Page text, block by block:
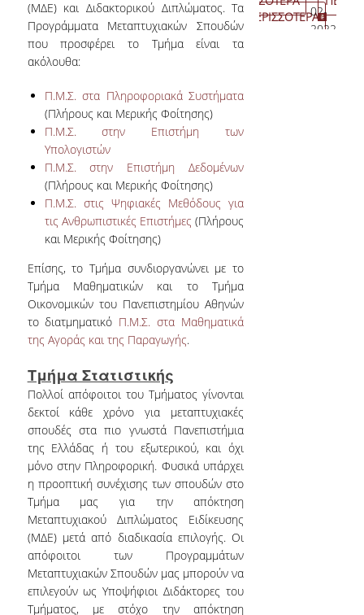
ΚΑΘΗΓΗΤΕΣ
ΕΠΙΣΤΗΜΟΝΙΚΟΙ
ΣΥΝΕΡΓΑΤΕΣ
Ε.Τ.Ε.Π
ΔΙΟΙΚΗΤΙΚΟ ΠΡΟΣΩΠΙΚΟ
ΕΚΔΗΛΩΣΕΙΣ
ΣΕΜΙΝΑΡΙΟ
ΕΡΕΥΝΗΤΙΚΗ
ΗΜΕΡΙΔΑ
WEBMAIL ΠΡΟΣΩΠΙΚΟΥ
WEBMAIL
ΠΡΟΠΤΥΧΙΑΚΩΝ
UREGISTER
E-CLASS
E-ΓΡΑΜΜΑΤΕΙΑ
ΒΙΒΛΙΟΘΗΚΗ
(ΜΔΕ) και Διδακτορικού Διπλώματος. Τα
Προγράμματα Μεταπτυχιακών Σπουδών
που προσφέρει το Τμήμα είναι τα
ακόλουθα:
Π.Μ.Σ. στα Πληροφοριακά Συστήματα
(Πλήρους και Μερικής Φοίτησης)
Π.Μ.Σ. στην Επιστήμη των
Υπολογιστών
Π.Μ.Σ. στην Επιστήμη Δεδομένων
(Πλήρους και Μερικής Φοίτησης)
Π.Μ.Σ. στις Ψηφιακές Μεθόδους για
τις Ανθρωπιστικές Επιστήμες (Πλήρους
και Μερικής Φοίτησης)
Επίσης, το Τμήμα συνδιοργανώνει με το
Τμήμα Μαθηματικών και το Τμήμα
Οικονομικών του Πανεπιστημίου Αθηνών
το διατμηματικό Π.Μ.Σ. στα Μαθηματικά
της Αγοράς και της Παραγωγής.
Τμήμα Στατιστικής
Πολλοί απόφοιτοι του Τμήματος γίνονται
δεκτοί κάθε χρόνο για μεταπτυχιακές
σπουδές στα πιο γνωστά Πανεπιστήμια
της Ελλάδας ή του εξωτερικού, και όχι
μόνο στην Πληροφορική. Φυσικά υπάρχει
η προοπτική συνέχισης των σπουδών στο
Τμήμα μας για την απόκτηση
Μεταπτυχιακού Διπλώματος Ειδίκευσης
(ΜΔΕ) μετά από διαδικασία επιλογής. Οι
απόφοιτοι των Προγραμμάτων
Μεταπτυχιακών Σπουδών μας μπορούν να
επιλεγούν ως Υποψήφιοι Διδάκτορες του
Τμήματος, με στόχο την απόκτηση
07-
2020
Αναπληρωτη
Προεδρου
τον
Καθηγητή
Milan
of
Science,
of
στις
12/12/2019.
ΠΕΡΙΣΣΟΤΕΡΑ
Μάθησης
της
Πληροφορίας.
02-
2022
και
της